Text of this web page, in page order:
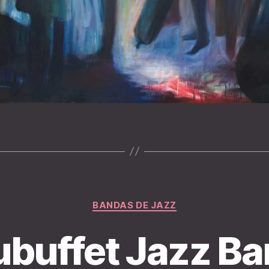
Categorías
BANDAS DE JAZZ
Jazz